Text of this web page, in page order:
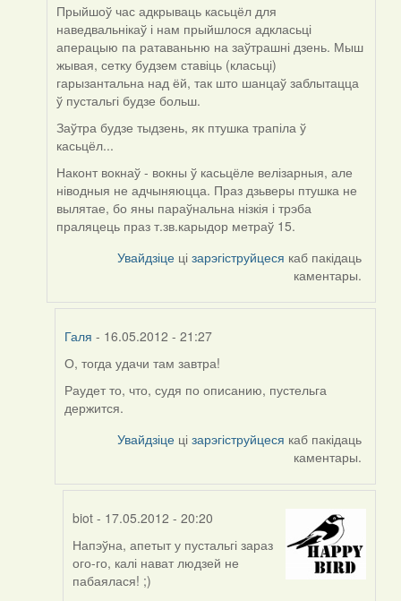
Прыйшоў час адкрываць касьцёл для
наведвальнікаў і нам прыйшлося адкласьці
аперацыю па ратаваньню на заўтрашні дзень. Мыш
жывая, сетку будзем ставіць (класьці)
гарызантальна над ёй, так што шанцаў заблытацца
ў пустальгі будзе больш.
Заўтра будзе тыдзень, як птушка трапіла ў
касьцёл...
Наконт вокнаў - вокны ў касьцёле велізарныя, але
ніводныя не адчыняюцца. Праз дзьверы птушка не
вылятае, бо яны параўнальна нізкія і трэба
праляцець праз т.зв.карыдор метраў 15.
Увайдзіце цізарэгіструйцеся каб пакідаць
каментары.
Галя - 16.05.2012 - 21:27
In
reply
to
О, тогда удачи там завтра!
Раудет то, что, судя по описанию, пустельга
держится.
Увайдзіце цізарэгіструйцеся каб пакідаць
каментары.
biot - 17.05.2012 - 20:20
In
reply
to
Напэўна, апетыт у пустальгі зараз
ого-го, калі нават людзей не
пабаялася! ;)